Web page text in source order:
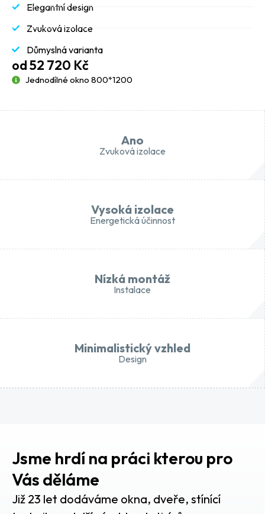
Elegantní design
Zvuková izolace
Důmyslná varianta
od 52 720 Kč
Jednodílné okno 800*1200
Ano
Zvuková izolace
Vysoká izolace
Energetická účinnost
Nízká montáž
Instalace
Minimalistický vzhled
Design
Jsme hrdí na práci kterou pro
Vás děláme
Již 23 let dodáváme okna, dveře, stínící